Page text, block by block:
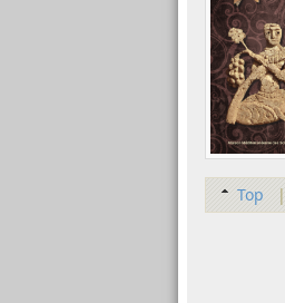
Top |